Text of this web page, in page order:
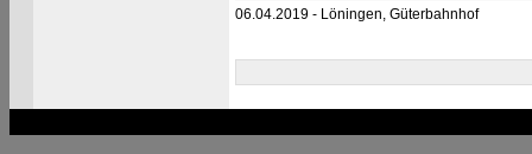
06.04.2019 - Löningen, Güterbahnhof